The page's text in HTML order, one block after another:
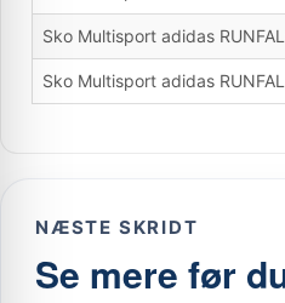
Sko Multisport adidas
Sko Multisport adidas
NÆSTE SKRIDT
Se mere før